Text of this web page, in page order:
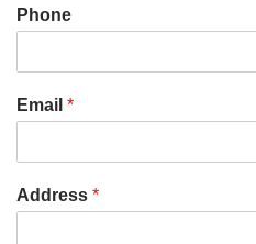
Phone
Email *
Address *